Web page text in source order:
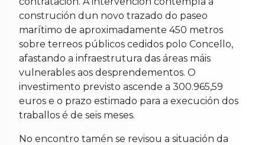
construción dun novo trazado do paseo
marítimo de aproximadamente 450 metros
sobre terreos públicos cedidos polo Concello,
afastando a infraestrutura das áreas máis
vulnerables aos desprendementos. O
investimento previsto ascende a 300.965,59
euros e o prazo estimado para a execución dos
traballos é de seis meses.
No encontro tamén se revisou a situación da